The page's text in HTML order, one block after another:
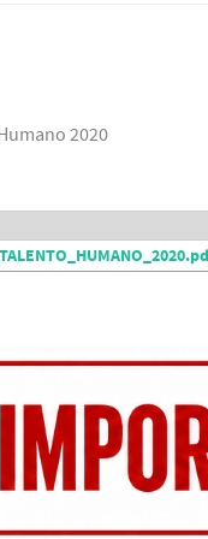
2020